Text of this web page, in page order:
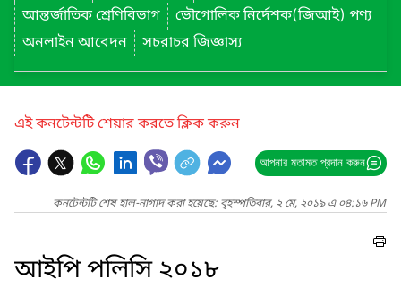
আন্তর্জাতিক শ্রেণিবিভাগ
ভৌগোলিক নির্দেশক(জিআই) পণ্য
অনলাইন আবেদন
সচরাচর জিজ্ঞাস্য
এই কনটেন্টটি শেয়ার করতে ক্লিক করুন
আপনার মতামত প্রদান করুন
কনটেন্টটি শেষ হাল-নাগাদ করা হয়েছে: বৃহস্পতিবার, ২ মে, ২০১৯ এ ০৪:১৬ PM
আইপি পলিসি ২০১৮